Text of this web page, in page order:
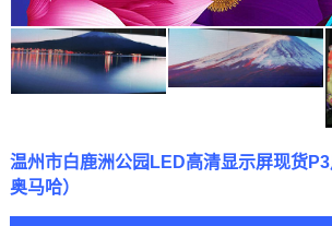
温州市白鹿洲公园LED高清显示屏现货
奥马哈）